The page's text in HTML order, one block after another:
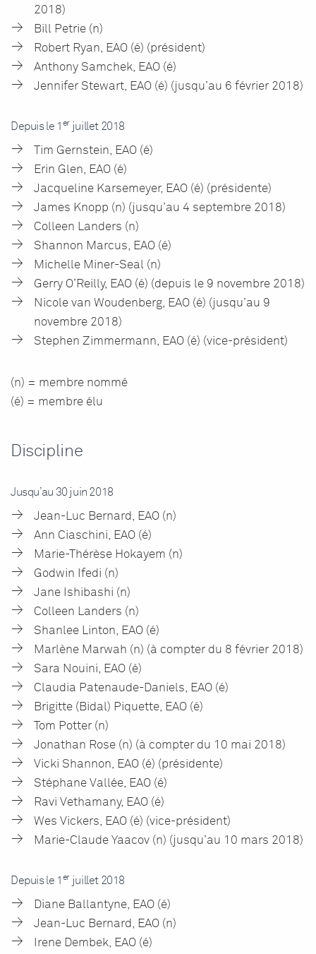
2018)
Bill Petrie (n)
Robert Ryan, EAO (é) (président)
Anthony Samchek, EAO (é)
Jennifer Stewart, EAO (é) (jusqu’au 6 février 2018)
Depuis le 1 er juillet 2018
Tim Gernstein, EAO (é)
Erin Glen, EAO (é)
Jacqueline Karsemeyer, EAO (é) (présidente)
James Knopp (n) (jusqu’au 4 septembre 2018)
Colleen Landers (n)
Shannon Marcus, EAO (é)
Michelle Miner-Seal (n)
Gerry O’Reilly, EAO (é) (depuis le 9 novembre 2018)
Nicole van Woudenberg, EAO (é) (jusqu’au 9
novembre 2018)
Stephen Zimmermann, EAO (é) (vice-président)
(n) = membre nommé
(é) = membre élu
Discipline
Jusqu’au 30 juin 2018
Jean-Luc Bernard, EAO (n)
Ann Ciaschini, EAO (é)
Marie-Thérèse Hokayem (n)
Godwin Ifedi (n)
Jane Ishibashi (n)
Colleen Landers (n)
Shanlee Linton, EAO (é)
Marlène Marwah (n) (à compter du 8 février 2018)
Sara Nouini, EAO (é)
Claudia Patenaude-Daniels, EAO (é)
Brigitte (Bidal) Piquette, EAO (é)
Tom Potter (n)
Jonathan Rose (n) (à compter du 10 mai 2018)
Vicki Shannon, EAO (é) (présidente)
Stéphane Vallée, EAO (é)
Ravi Vethamany, EAO (é)
Wes Vickers, EAO (é) (vice-président)
Marie-Claude Yaacov (n) (jusqu’au 10 mars 2018)
Depuis le 1 er juillet 2018
Diane Ballantyne, EAO (é)
Jean-Luc Bernard, EAO (n)
Irene Dembek, EAO (é)